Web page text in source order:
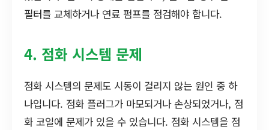
필터를 교체하거나 연료 펌프를 점검해야 합니다.
4. 점화 시스템 문제
점화 시스템의 문제도 시동이 걸리지 않는 원인 중 하
나입니다. 점화 플러그가 마모되거나 손상되었거나, 점
화 코일에 문제가 있을 수 있습니다. 점화 시스템을 점